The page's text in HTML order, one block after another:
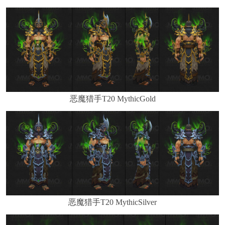
恶魔猎手T20 MythicGold
恶魔猎手T20 MythicSilver